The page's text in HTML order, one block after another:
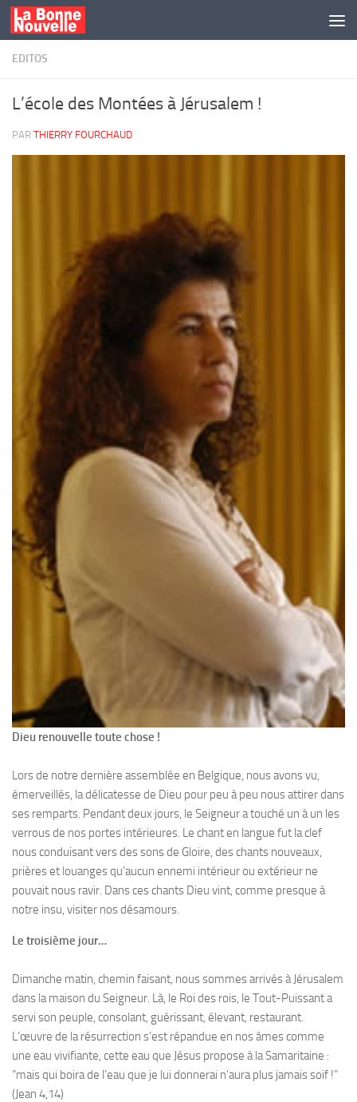
Skip to content
EDITOS
L’école des Montées à Jérusalem !
PAR THIERRY FOURCHAUD
Dieu renouvelle toute chose !
Lors de notre dernière assemblée en Belgique, nous avons vu,
émerveillés, la délicatesse de Dieu pour peu à peu nous attirer dans
ses remparts. Pendant deux jours, le Seigneur a touché un à un les
verrous de nos portes intérieures. Le chant en langue fut la clef
nous conduisant vers des sons de Gloire, des chants nouveaux,
prières et louanges qu’aucun ennemi intérieur ou extérieur ne
pouvait nous ravir. Dans ces chants Dieu vint, comme presque à
notre insu, visiter nos désamours.
Le troisième jour…
Dimanche matin, chemin faisant, nous sommes arrivés à Jérusalem
dans la maison du Seigneur. Là, le Roi des rois, le Tout-Puissant a
servi son peuple, consolant, guérissant, élevant, restaurant.
L’œuvre de la résurrection s’est répandue en nos âmes comme
une eau vivifiante, cette eau que Jésus propose à la Samaritaine :
“mais qui boira de l’eau que je lui donnerai n’aura plus jamais soif !”
(Jean 4,14)